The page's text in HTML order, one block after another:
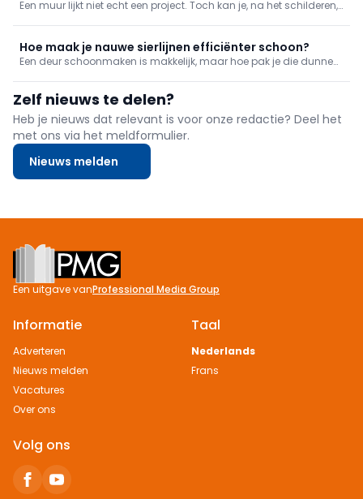
Een muur lijkt niet echt een project. Toch kan je, na het schilderen,
Hoe maak je nauwe sierlijnen efficiënter schoon?
Een deur schoonmaken is makkelijk, maar hoe pak je die dunne
Zelf nieuws te delen?
Heb je nieuws dat relevant is voor onze redactie? Deel het
met ons via het meldformulier.
Nieuws melden
Footer
Een uitgave vanProfessional Media Group
Informatie
Adverteren
Nieuws melden
Vacatures
Over ons
Taal
Nederlands
Frans
Volg ons